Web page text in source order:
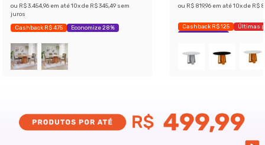
ou R$ 3.454,96 em até 10x de R$ 345,49 sem
juros
Cashback R$ 475 Economize 28%
ou R$ 819,96 em até 10x de R$
Cashback R$ 125
Últimas
Economize 25%